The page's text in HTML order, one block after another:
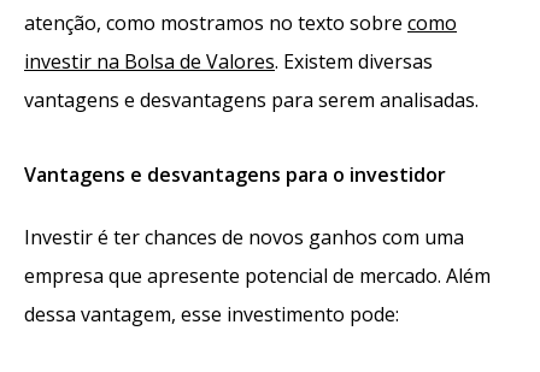
atenção, como mostramos no texto sobre como
investir na Bolsa de Valores. Existem diversas
vantagens e desvantagens para serem analisadas.
Vantagens e desvantagens para o investidor
Investir é ter chances de novos ganhos com uma
empresa que apresente potencial de mercado. Além
dessa vantagem, esse investimento pode: